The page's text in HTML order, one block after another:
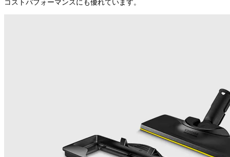
コストパフォーマンスにも優れています。